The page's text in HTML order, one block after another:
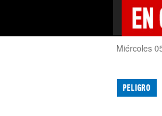
Miércoles
PELIGRO